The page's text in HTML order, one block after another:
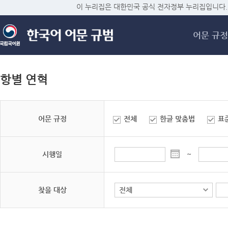
메
이 누리집은 대한민국 공식 전자정부 누리집입니다.
어문 규정
항별 연혁
어문 규정 전체 한글 맞춤법 표
시행일 ~
찾을 대상